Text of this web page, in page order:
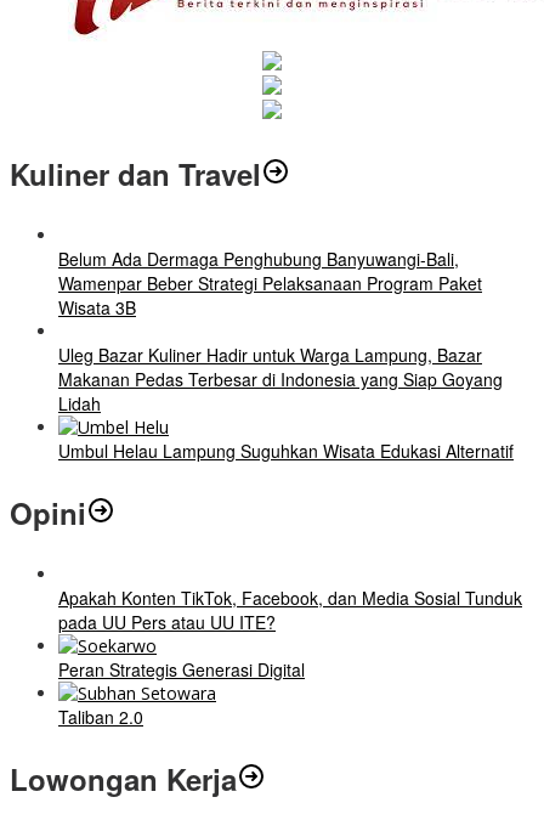
Kuliner dan Travel
Belum Ada Dermaga Penghubung Banyuwangi-Bali,
Wamenpar Beber Strategi Pelaksanaan Program Paket
Wisata 3B
Uleg Bazar Kuliner Hadir untuk Warga Lampung, Bazar
Makanan Pedas Terbesar di Indonesia yang Siap Goyang
Lidah
Umbul Helau Lampung Suguhkan Wisata Edukasi Alternatif
Opini
Apakah Konten TikTok, Facebook, dan Media Sosial Tunduk
pada UU Pers atau UU ITE?
Peran Strategis Generasi Digital
Taliban 2.0
Lowongan Kerja